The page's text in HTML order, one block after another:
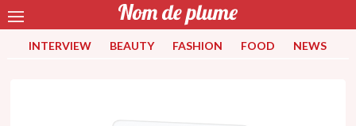
INTERVIEW BEAUTY FASHION FOOD NEWS